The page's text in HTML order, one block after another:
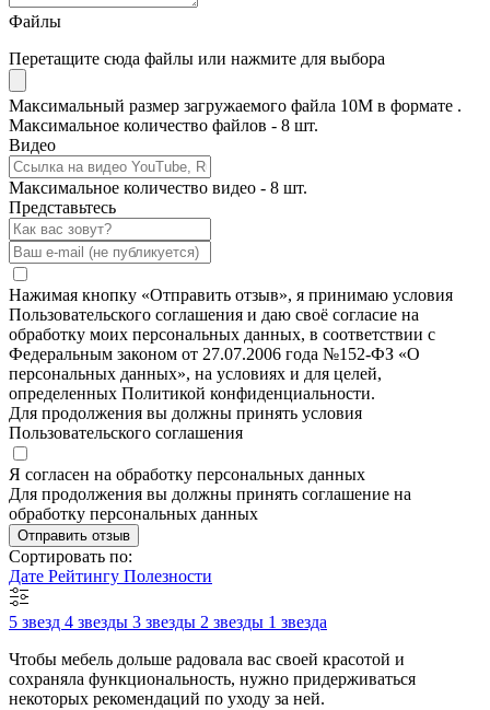
Файлы
Перетащите сюда файлы или нажмите для выбора
Максимальный размер загружаемого файла 10M в формате .
Максимальное количество файлов - 8 шт.
Видео
Максимальное количество видео - 8 шт.
Представьтесь
Нажимая кнопку «Отправить отзыв», я принимаю условия
Пользовательского соглашения и даю своё согласие на
обработку моих персональных данных, в соответствии с
Федеральным законом от 27.07.2006 года №152-ФЗ «О
персональных данных», на условиях и для целей,
определенных Политикой конфиденциальности.
Для продолжения вы должны принять условия
Пользовательского соглашения
Я согласен на обработку персональных данных
Для продолжения вы должны принять соглашение на
обработку персональных данных
Отправить отзыв
Сортировать по:
Дате Рейтингу Полезности
5 звезд 4 звезды 3 звезды 2 звезды 1 звезда
Чтобы мебель дольше радовала вас своей красотой и
сохраняла функциональность, нужно придерживаться
некоторых рекомендаций по уходу за ней.